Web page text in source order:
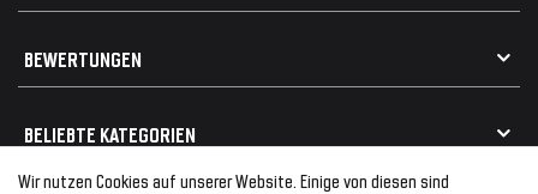
Wir nutzen Cookies auf unserer Website. Einige von diesen sind
Vertrag widerrufen
Elektro- / Altteilentsorgung
Geeignet für Mercedes
BEWERTUNGEN
BELIEBTE KATEGORIEN